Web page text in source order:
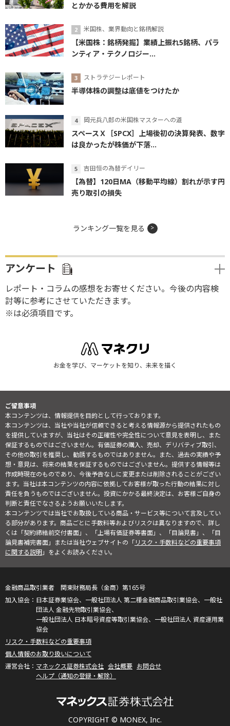
とかかる費用を解説
米国株、業界動向と銘柄解説
【米国株：銘柄発掘】業績上振れ5銘柄、パラ
ンティア・テクノロジー...
ストラテジーレポート
半導体株の調整は底値をつけたか
岡元兵八郎の米国株マスターへの道
スペースＸ［SPCX］上場後初の決算発表、数字
は良かったが株価が下落...
吉田恒の為替デイリー
【為替】120日MA（移動平均線）割れが示す円
売り取引の損失
ランキング一覧を見る
アンケート
レポート・コラムの感想をお寄せください。今後の内容検
討等に参考にさせていただきます。
※は必須項目です。
お金を学び、マーケットを知り、未来を描く
ご留意事項
本コンテンツは、情報提供を目的として行っております。
本コンテンツは、当社や当社が信頼できると考える情報源から提供されたもの
を提供していますが、当社はその正確性や完全性について意見を表明し、また
保証するものではございません。有価証券の購入、売却、デリバティブ取引、
その他の取引を推奨し、勧誘するものではありません。また、過去の実績や予
想・意見は、将来の結果を保証するものではございません。提供する情報等は
作成時現在のものであり、今後予告なしに変更または削除されることがござい
ます。当社は本コンテンツの内容に依拠してお客様が取った行動の結果に対し
責任を負うものではございません。投資にかかる最終決定は、お客様ご自身の
判断と責任でなさるようお願いいたします。
本コンテンツでは当社でお取扱している商品・サービス等について言及してい
る部分があります。商品ごとに手数料等およびリスクは異なりますので、詳し
くは「契約締結前交付書面」、「上場有価証券等書面」、「目論見書」、「目
論見書補完書面」または当社ウェブサイトの「リスク・手数料などの重要事項
に関する説明」をよくお読みください。
COPYRIGHT © MONEX, Inc.
金融商品取引業者 関東財務局長（金商）第165号
日本証券業協会、一般社団法人 第二種金融商品取引業協会、一般社
団法人 金融先物取引業協会、
一般社団法人 日本暗号資産等取引業協会、一般社団法人 資産運用業
協会
リスク・手数料などの重要事項
個人情報のお取り扱いについて
マネックス証券株式会社 会社概要 お問合せ
ヘルプ（通知の登録・解除）